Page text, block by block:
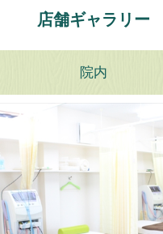
店舗ギャラリー
院内